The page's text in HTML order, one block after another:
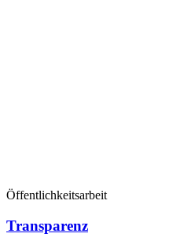
Öffentlichkeitsarbeit
Transparenz